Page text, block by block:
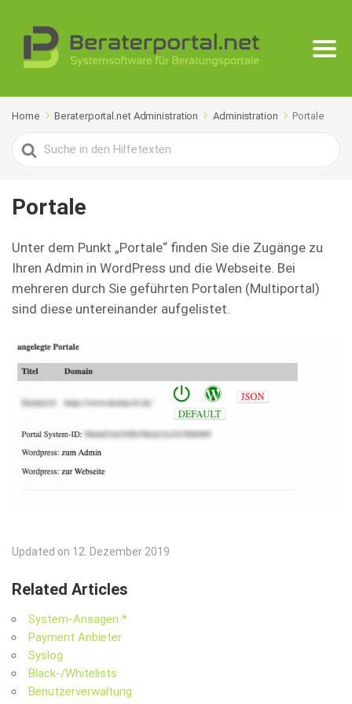
Home Beraterportal.net Administration Administration Portale
Search
For
Portale
Unter dem Punkt „Portale“ finden Sie die Zugänge zu
Ihren Admin in WordPress und die Webseite. Bei
mehreren durch Sie geführten Portalen (Multiportal)
sind diese untereinander aufgelistet.
Updated on 12. Dezember 2019
Related Articles
System-Ansagen *
Payment Anbieter
Syslog
Black-/Whitelists
Benutzerverwaltung